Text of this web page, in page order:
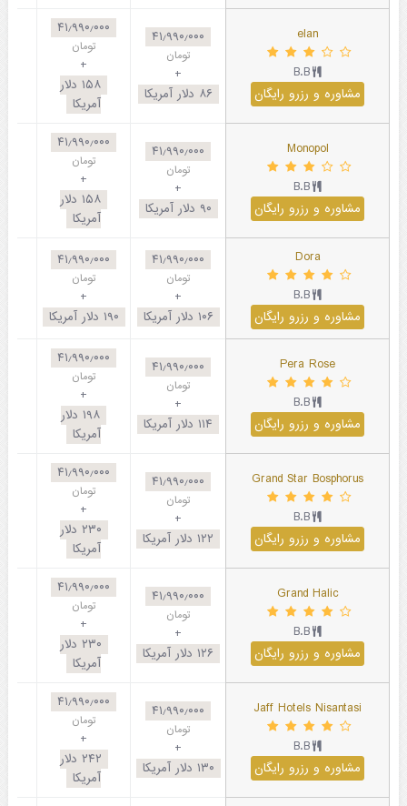
elan
B.B
مشاوره و رزرو رایگان
۴۱٫۹۹۰٫۰۰۰
تومان
+
۸۶ دلار آمریکا
۴۱٫۹۹۰٫۰۰۰
تومان
+
۱۵۸ دلار
آمریکا
Monopol
B.B
مشاوره و رزرو رایگان
۴۱٫۹۹۰٫۰۰۰
تومان
+
۹۰ دلار آمریکا
۴۱٫۹۹۰٫۰۰۰
تومان
+
۱۵۸ دلار
آمریکا
Dora
B.B
مشاوره و رزرو رایگان
۴۱٫۹۹۰٫۰۰۰
تومان
+
۱۰۶ دلار آمریکا
۴۱٫۹۹۰٫۰۰۰
تومان
+
۱۹۰ دلار آمریکا
Pera Rose
B.B
مشاوره و رزرو رایگان
۴۱٫۹۹۰٫۰۰۰
تومان
+
۱۱۴ دلار آمریکا
۴۱٫۹۹۰٫۰۰۰
تومان
+
۱۹۸ دلار
آمریکا
Grand Star Bosphorus
B.B
مشاوره و رزرو رایگان
۴۱٫۹۹۰٫۰۰۰
تومان
+
۱۲۲ دلار آمریکا
۴۱٫۹۹۰٫۰۰۰
تومان
+
۲۳۰ دلار
آمریکا
Grand Halic
B.B
مشاوره و رزرو رایگان
۴۱٫۹۹۰٫۰۰۰
تومان
+
۱۲۶ دلار آمریکا
۴۱٫۹۹۰٫۰۰۰
تومان
+
۲۳۰ دلار
آمریکا
Jaff Hotels Nisantasi
B.B
مشاوره و رزرو رایگان
۴۱٫۹۹۰٫۰۰۰
تومان
+
۱۳۰ دلار آمریکا
۴۱٫۹۹۰٫۰۰۰
تومان
+
۲۴۲ دلار
آمریکا